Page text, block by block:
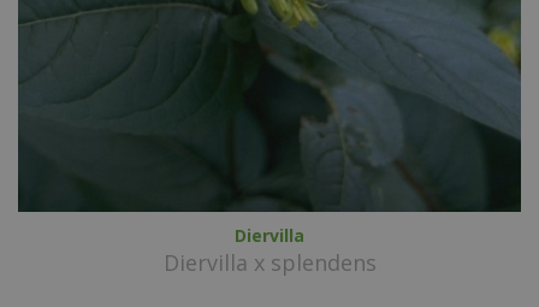
Diervilla
Diervilla x splendens